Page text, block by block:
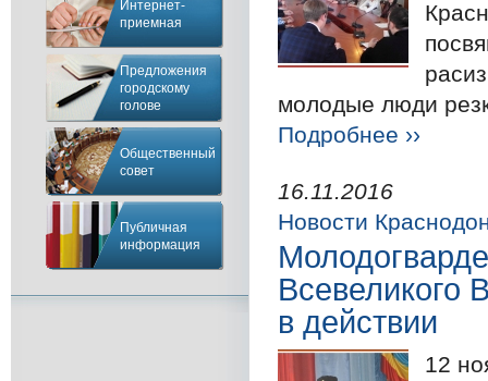
молодые люди
Подробнее ››
16.11.2016
Новости
Всевеликого
в действии
12
Интернет-
приемная
Предложения
городскому
голове
Общественный
совет
Публичная
информация